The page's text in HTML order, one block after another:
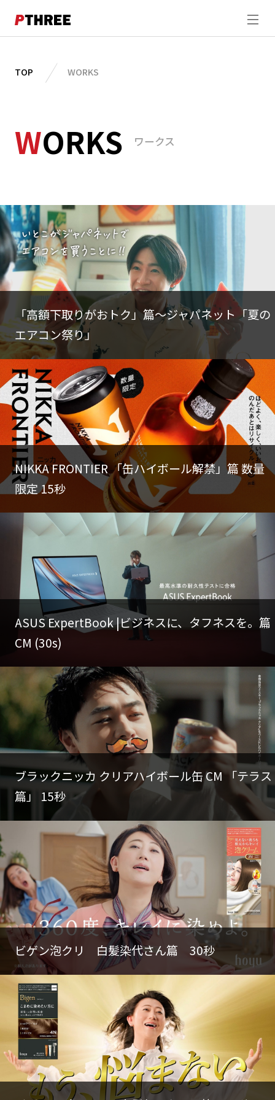
STUDIO
SHOOTING
MEMBER
NEWS
RECRUIT
ACCESS
TOP WORKS
WORKS ワークス
「高額下取りがおトク」篇～ジャパネット「夏の
エアコン祭り」
NIKKA FRONTIER 「缶ハイボール解禁」篇 数量
限定 15秒
ASUS ExpertBook |ビジネスに、タフネスを。篇
CM (30s)
ブラックニッカ クリアハイボール缶 CM 「テラス
篇」 15秒
ビゲン泡クリ 白髪染代さん篇 30秒